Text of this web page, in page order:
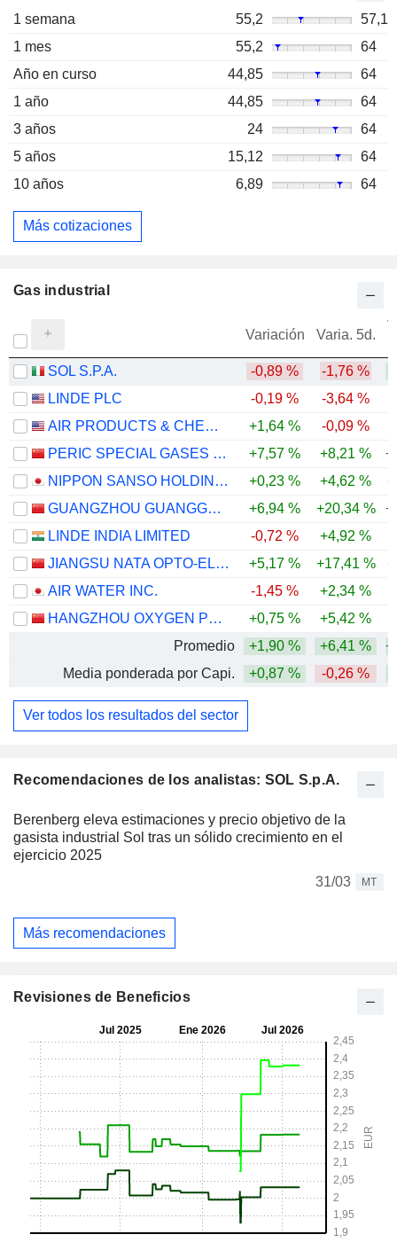
Recomendaciones de los analistas: SOL S.p.A.
Berenberg eleva estimaciones y precio objetivo de la
gasista industrial Sol tras un sólido crecimiento en el
ejercicio 2025
31/03
MT
Más recomendaciones
1 semana 55,2
57,1
1 mes
55,2
64
Año en curso
44,85
64
1 año
44,85
64
3 años
24
64
5 años
15,12
64
10 años
6,89 64
Más cotizaciones
Gas industrial
Variación Varia. 5d.
SOL S.P.A. -0,89 % -1,76 %
LINDE PLC
-0,19 % -3,64 %
AIR PRODUCTS & CHEMICALS, INC.
+1,64 % -0,09 %
PERIC SPECIAL GASES CO., LTD.
+7,57 % +8,21 %
NIPPON SANSO HOLDINGS CORPORATION
+0,23 % +4,62 %
GUANGZHOU GUANGGANG GASES & ENERGY CO.,LTD.
+6,94 % +20,34 %
LINDE INDIA LIMITED
-0,72 % +4,92 %
JIANGSU NATA OPTO-ELECTRONIC MATERIAL CO., LTD.
+5,17 % +17,41 %
AIR WATER INC.
-1,45 % +2,34 %
HANGZHOU OXYGEN PLANT GROUP CO., LTD.
+0,75 % +5,42 %
Promedio
+1,90 % +6,41 %
Media ponderada por Capi.
+0,87 % -0,26 %
Ver todos los resultados del sector
Revisiones de Beneficios